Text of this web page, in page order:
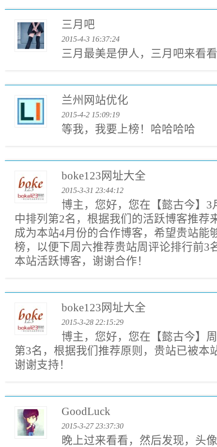
三月吧
2015-4-3 16:37:24
三月最美是伊人，三月吧来看
兰州网站优化
2015-4-2 15:09:19
等我，我要上榜！哈哈哈哈
boke123网址大全
2015-3-31 23:44:12
博主，您好，您在【懿古今】3
中排列第2名，根据我们的活跃博客推荐
成为本站4月份的合作博客，希望贵站能
榜，以便下周六推荐贵站周评论排行前3
本站活跃博客，谢谢合作！
boke123网址大全
2015-3-28 22:15:29
博主，您好，您在【懿古今】
第3名，根据我们推荐原则，贵站已被本
谢谢支持！
GoodLuck
2015-3-27 23:37:30
晚上过来看看，然后发现，头